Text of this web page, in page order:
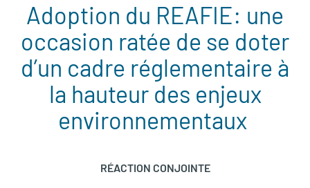
Adoption du REAFIE: une
occasion ratée de se doter
d’un cadre réglementaire à
la hauteur des enjeux
environnementaux
RÉACTION CONJOINTE